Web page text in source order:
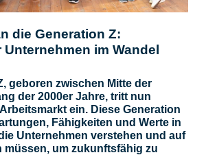
die Generation Z:
im Wandel
geboren zwischen Mitte der
der 2000er Jahre, tritt nun
ein. Diese Generation
Fähigkeiten und Werte in
Unternehmen verstehen und auf
müssen, um zukunftsfähig zu